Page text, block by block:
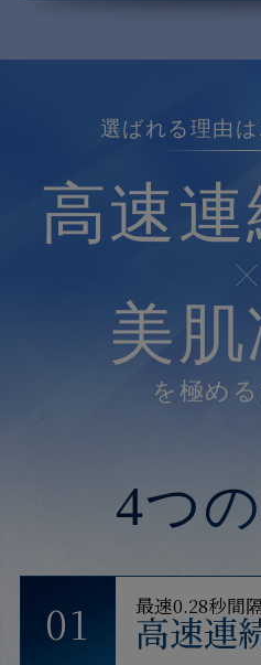
選ばれる理由は
高速
美肌
を極め
4つ
01 最速0.28秒間
高速連